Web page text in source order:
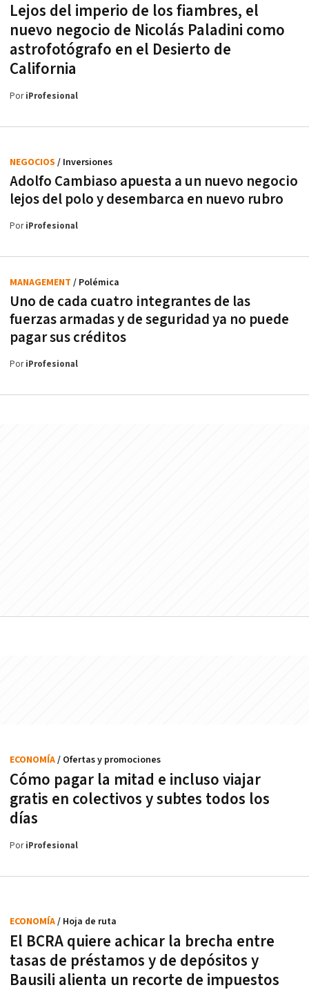
Lejos del imperio de los fiambres, el
nuevo negocio de Nicolás Paladini como
astrofotógrafo en el Desierto de
California
PoriProfesional
Adolfo Cambiaso apuesta a un nuevo negocio
lejos del polo y desembarca en nuevo rubro
NEGOCIOS / Inversiones
PoriProfesional
Uno de cada cuatro integrantes de las
fuerzas armadas y de seguridad ya no puede
pagar sus créditos
MANAGEMENT / Polémica
PoriProfesional
Cómo pagar la mitad e incluso viajar
gratis en colectivos y subtes todos los
días
ECONOMÍA/ Ofertas y promociones
PoriProfesional
El BCRA quiere achicar la brecha entre
tasas de préstamos y de depósitos y
Bausili alienta un recorte de impuestos
ECONOMÍA/ Hoja de ruta